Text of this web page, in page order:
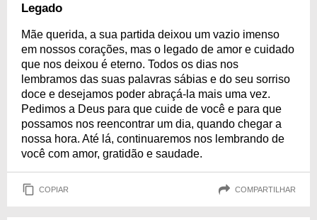
Legado
Mãe querida, a sua partida deixou um vazio imenso
em nossos corações, mas o legado de amor e cuidado
que nos deixou é eterno. Todos os dias nos
lembramos das suas palavras sábias e do seu sorriso
doce e desejamos poder abraçá-la mais uma vez.
Pedimos a Deus para que cuide de você e para que
possamos nos reencontrar um dia, quando chegar a
nossa hora. Até lá, continuaremos nos lembrando de
você com amor, gratidão e saudade.
COPIAR COMPARTILHAR